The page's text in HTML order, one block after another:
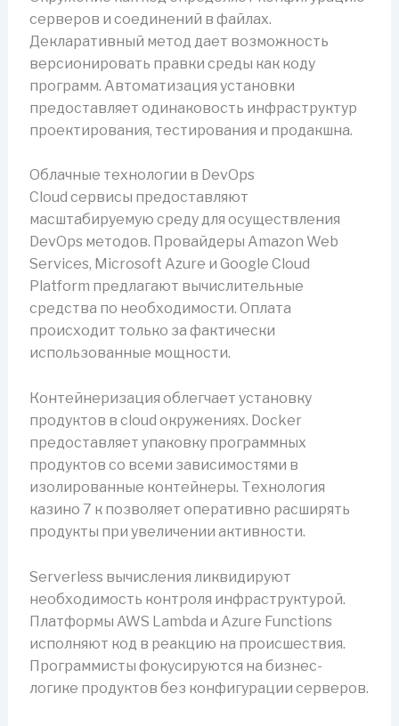
серверов и соединений в файлах.
Декларативный метод дает возможность
версионировать правки среды как коду
программ. Автоматизация установки
предоставляет одинаковость инфраструктур
проектирования, тестирования и продакшна.
Облачные технологии в DevOps
Cloud сервисы предоставляют
масштабируемую среду для осуществления
DevOps методов. Провайдеры Amazon Web
Services, Microsoft Azure и Google Cloud
Platform предлагают вычислительные
средства по необходимости. Оплата
происходит только за фактически
использованные мощности.
Контейнеризация облегчает установку
продуктов в cloud окружениях. Docker
предоставляет упаковку программных
продуктов со всеми зависимостями в
изолированные контейнеры. Технология
казино 7 к позволяет оперативно расширять
продукты при увеличении активности.
Serverless вычисления ликвидируют
необходимость контроля инфраструктурой.
Платформы AWS Lambda и Azure Functions
исполняют код в реакцию на происшествия.
Программисты фокусируются на бизнес-
логике продуктов без конфигурации серверов.